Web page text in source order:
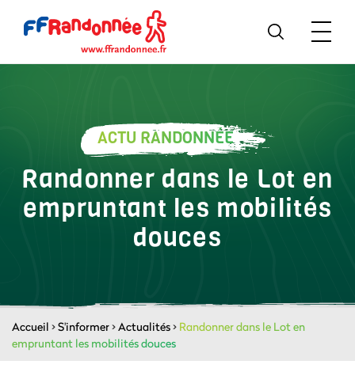
ACTU RANDONNÉE
Randonner dans le Lot en
empruntant les mobilités
douces
Accueil >S'informer>Actualités> Randonner dans le Lot en
empruntant les mobilités douces